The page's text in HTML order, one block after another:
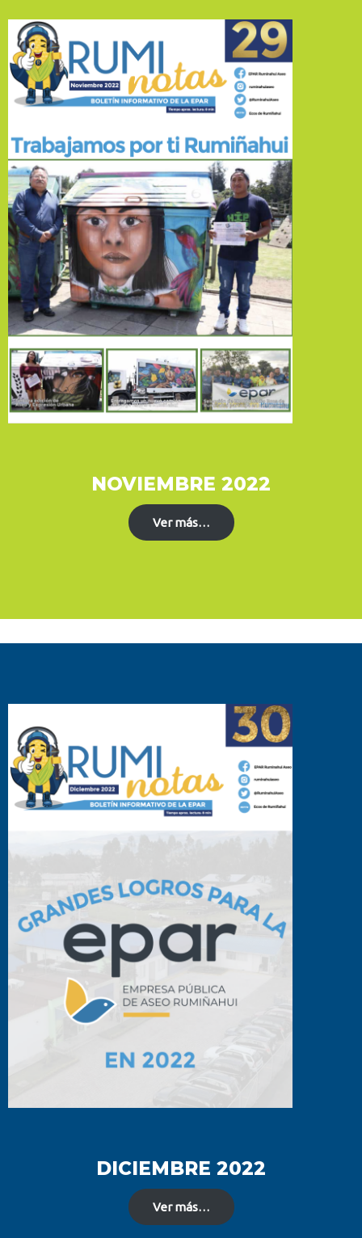
NOVIEMBRE 2022
Ver más…
DICIEMBRE 2022
Ver más…